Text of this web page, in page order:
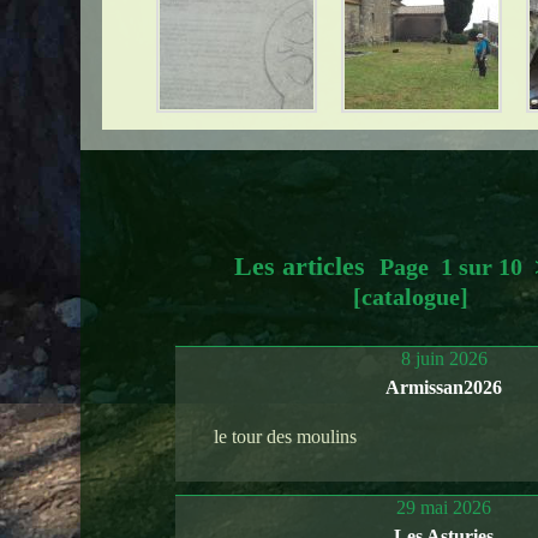
Les articlesPage 1 sur 10
[catalogue]
8 juin 2026
Armissan2026
le tour des moulins
29 mai 2026